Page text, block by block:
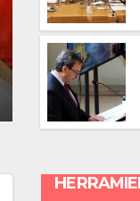
AGO 5, 2026